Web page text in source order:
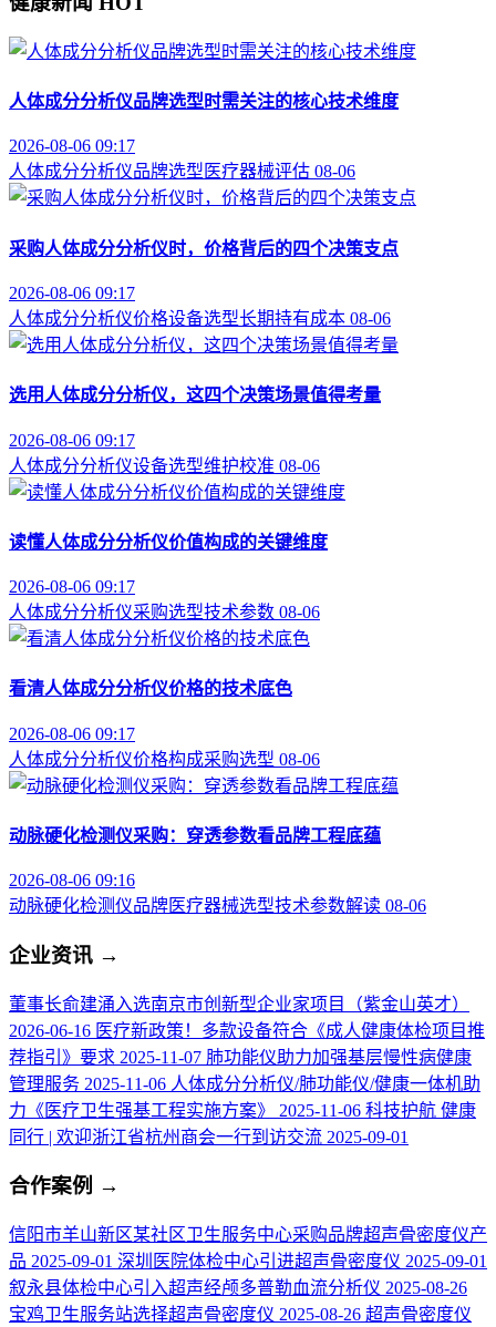
人体成分分析仪品牌选型时需关注的核心技术维度
2026-08-06 09:17
人体成分分析仪品牌选型 医疗器械评估 08-06
采购人体成分分析仪时，价格背后的四个决策支点
2026-08-06 09:17
人体成分分析仪价格设备选型长期持有成本 08-06
选用人体成分分析仪，这四个决策场景值得考量
2026-08-06 09:17
人体成分分析仪设备选型维护校准 08-06
读懂人体成分分析仪价值构成的关键维度
2026-08-06 09:17
人体成分分析仪采购选型技术参数 08-06
看清人体成分分析仪价格的技术底色
2026-08-06 09:17
人体成分分析仪价格构成采购选型 08-06
动脉硬化检测仪采购：穿透参数看品牌工程底蕴
2026-08-06 09:16
动脉硬化检测仪品牌医疗器械选型技术参数解读 08-06
企业资讯 →
董事长俞建涌入选南京市创新型企业家项目（紫金山英才）
2026-06-16 医疗新政策！多款设备符合《成人健康体检项目推
荐指引》要求 2025-11-07 肺功能仪助力加强基层慢性病健康
管理服务 2025-11-06 人体成分分析仪/肺功能仪/健康一体机助
力《医疗卫生强基工程实施方案》
2025-11-06 科技护航 健康
同行 | 欢迎浙江省杭州商会一行到访交流 2025-09-01
合作案例 →
信阳市羊山新区某社区卫生服务中心采购品牌超声骨密度仪产
品 2025-09-01 深圳医院体检中心引进超声骨密度仪 2025-09-01
叙永县体检中心引入超声经颅多普勒血流分析仪 2025-08-26
宝鸡卫生服务站选择超声骨密度仪 2025-08-26 超声骨密度仪